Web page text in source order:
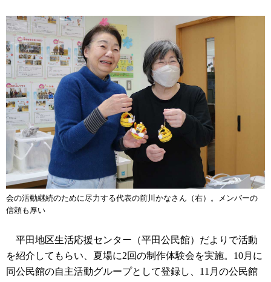
会の活動継続のために尽力する代表の前川かなさん（右）。メンバーの
信頼も厚い
平田地区生活応援センター（平田公民館）だよりで活動
を紹介してもらい、夏場に2回の制作体験会を実施。10月に
同公民館の自主活動グループとして登録し、11月の公民館